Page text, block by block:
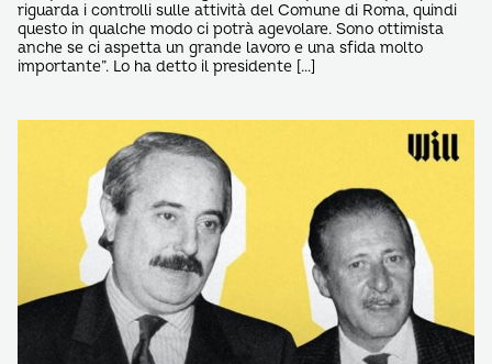
riguarda i controlli sulle attività del Comune di Roma, quindi
questo in qualche modo ci potrà agevolare. Sono ottimista
anche se ci aspetta un grande lavoro e una sfida molto
importante”. Lo ha detto il presidente […]